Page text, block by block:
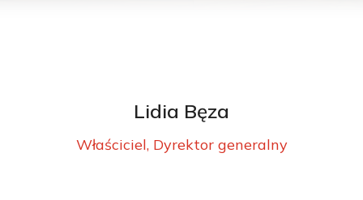
Lidia Bęza
Właściciel, Dyrektor generalny